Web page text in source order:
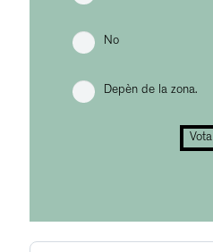
No
Depèn de la zona.
Vota